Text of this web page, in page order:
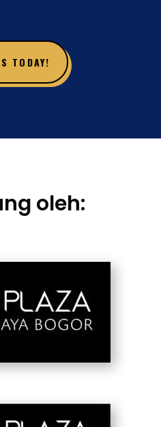
TODAY!
oleh: